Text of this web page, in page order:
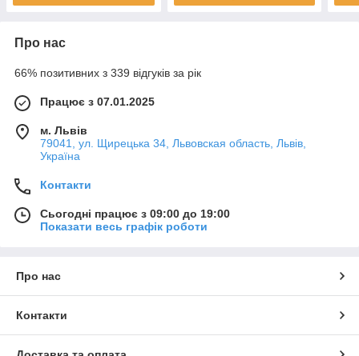
Про нас
66% позитивних з 339 відгуків за рік
Працює з 07.01.2025
м. Львів
79041, ул. Щирецька 34, Львовская область, Львів,
Україна
Контакти
Сьогодні працює з 09:00 до 19:00
Показати весь графік роботи
Про нас
Контакти